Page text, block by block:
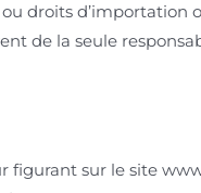
droits d’importation
de la seule
figurant sur le site